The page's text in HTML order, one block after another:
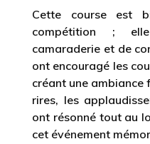
Cette course est
compétition ;
camaraderie et de
ont encouragé les
créant une ambiance
rires, les
ont résonné tout au
cet événement